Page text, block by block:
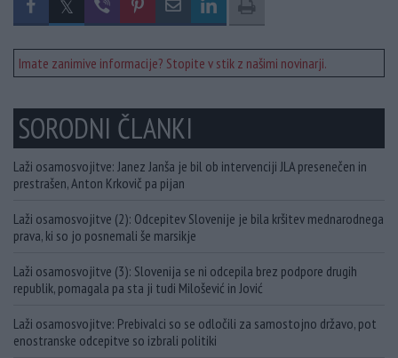
Imate zanimive informacije? Stopite v stik z našimi novinarji.
SORODNI ČLANKI
Laži osamosvojitve: Janez Janša je bil ob intervenciji JLA presenečen in
prestrašen, Anton Krkovič pa pijan
Laži osamosvojitve (2): Odcepitev Slovenije je bila kršitev mednarodnega
prava, ki so jo posnemali še marsikje
Laži osamosvojitve (3): Slovenija se ni odcepila brez podpore drugih
republik, pomagala pa sta ji tudi Milošević in Jović
Laži osamosvojitve: Prebivalci so se odločili za samostojno državo, pot
enostranske odcepitve so izbrali politiki